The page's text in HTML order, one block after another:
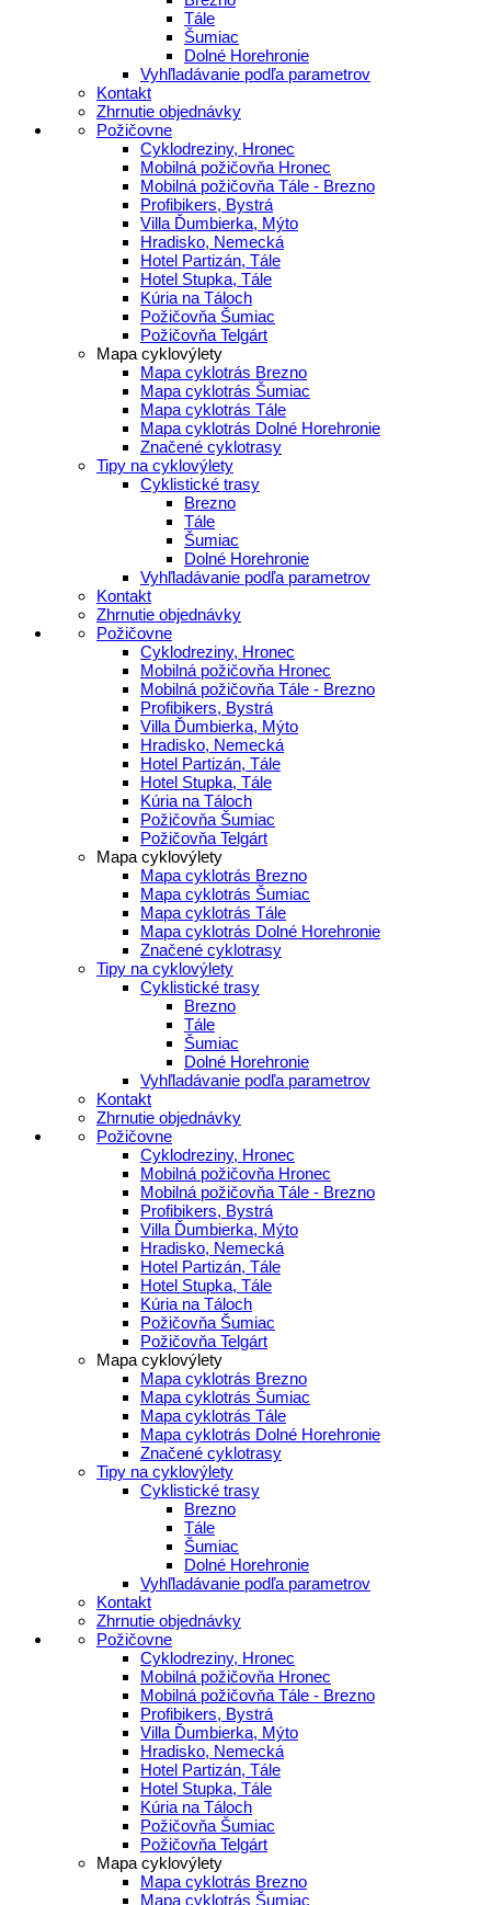
Tále
Šumiac
Dolné Horehronie
Vyhľladávanie podľa parametrov
Kontakt
Zhrnutie objednávky
Požičovne
Cyklodreziny, Hronec
Mobilná požičovňa Hronec
Mobilná požičovňa Tále - Brezno
Profibikers, Bystrá
Villa Ďumbierka, Mýto
Hradisko, Nemecká
Hotel Partizán, Tále
Hotel Stupka, Tále
Kúria na Táloch
Požičovňa Šumiac
Požičovňa Telgárt
Mapa cyklovýlety
Mapa cyklotrás Brezno
Mapa cyklotrás Šumiac
Mapa cyklotrás Tále
Mapa cyklotrás Dolné Horehronie
Značené cyklotrasy
Tipy na cyklovýlety
Cyklistické trasy
Brezno
Tále
Šumiac
Dolné Horehronie
Vyhľladávanie podľa parametrov
Kontakt
Zhrnutie objednávky
Požičovne
Cyklodreziny, Hronec
Mobilná požičovňa Hronec
Mobilná požičovňa Tále - Brezno
Profibikers, Bystrá
Villa Ďumbierka, Mýto
Hradisko, Nemecká
Hotel Partizán, Tále
Hotel Stupka, Tále
Kúria na Táloch
Požičovňa Šumiac
Požičovňa Telgárt
Mapa cyklovýlety
Mapa cyklotrás Brezno
Mapa cyklotrás Šumiac
Mapa cyklotrás Tále
Mapa cyklotrás Dolné Horehronie
Značené cyklotrasy
Tipy na cyklovýlety
Cyklistické trasy
Brezno
Tále
Šumiac
Dolné Horehronie
Vyhľladávanie podľa parametrov
Kontakt
Zhrnutie objednávky
Požičovne
Cyklodreziny, Hronec
Mobilná požičovňa Hronec
Mobilná požičovňa Tále - Brezno
Profibikers, Bystrá
Villa Ďumbierka, Mýto
Hradisko, Nemecká
Hotel Partizán, Tále
Hotel Stupka, Tále
Kúria na Táloch
Požičovňa Šumiac
Požičovňa Telgárt
Mapa cyklovýlety
Mapa cyklotrás Brezno
Mapa cyklotrás Šumiac
Mapa cyklotrás Tále
Mapa cyklotrás Dolné Horehronie
Značené cyklotrasy
Tipy na cyklovýlety
Cyklistické trasy
Brezno
Tále
Šumiac
Dolné Horehronie
Vyhľladávanie podľa parametrov
Kontakt
Zhrnutie objednávky
Požičovne
Cyklodreziny, Hronec
Mobilná požičovňa Hronec
Mobilná požičovňa Tále - Brezno
Profibikers, Bystrá
Villa Ďumbierka, Mýto
Hradisko, Nemecká
Hotel Partizán, Tále
Hotel Stupka, Tále
Kúria na Táloch
Požičovňa Šumiac
Požičovňa Telgárt
Mapa cyklovýlety
Mapa cyklotrás Brezno
Mapa cyklotrás Šumiac